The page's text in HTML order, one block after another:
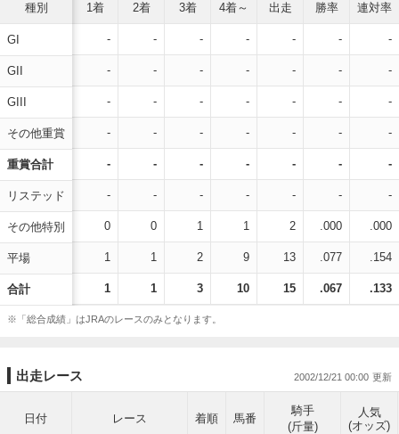
種別
GI
GII
GIII
その他重賞
重賞合計
リステッド
その他特別
平場
合計
1着 2着 3着 4着～ 出走 勝率 連対率
- - - - - - -
- - - - - - -
- - - - - - -
- - - - - - -
- - - - - - -
- - - - - - -
0 0 1 1 2 .000 .000
1 1 2 9 13 .077 .154
1 1 3 10 15 .067 .133
※「総合成績」はJRAのレースのみとなります。
出走レース 2002/12/21 00:00
日付 レース 着順 馬番
騎手
(斤量)
人気
(オッズ)